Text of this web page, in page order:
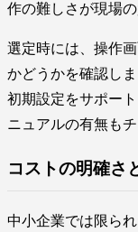
作の難しさが現場
選定時には、操作
かどうかを確認し
初期設定をサポー
ニュアルの有無も
コストの明確さ
中小企業では限ら